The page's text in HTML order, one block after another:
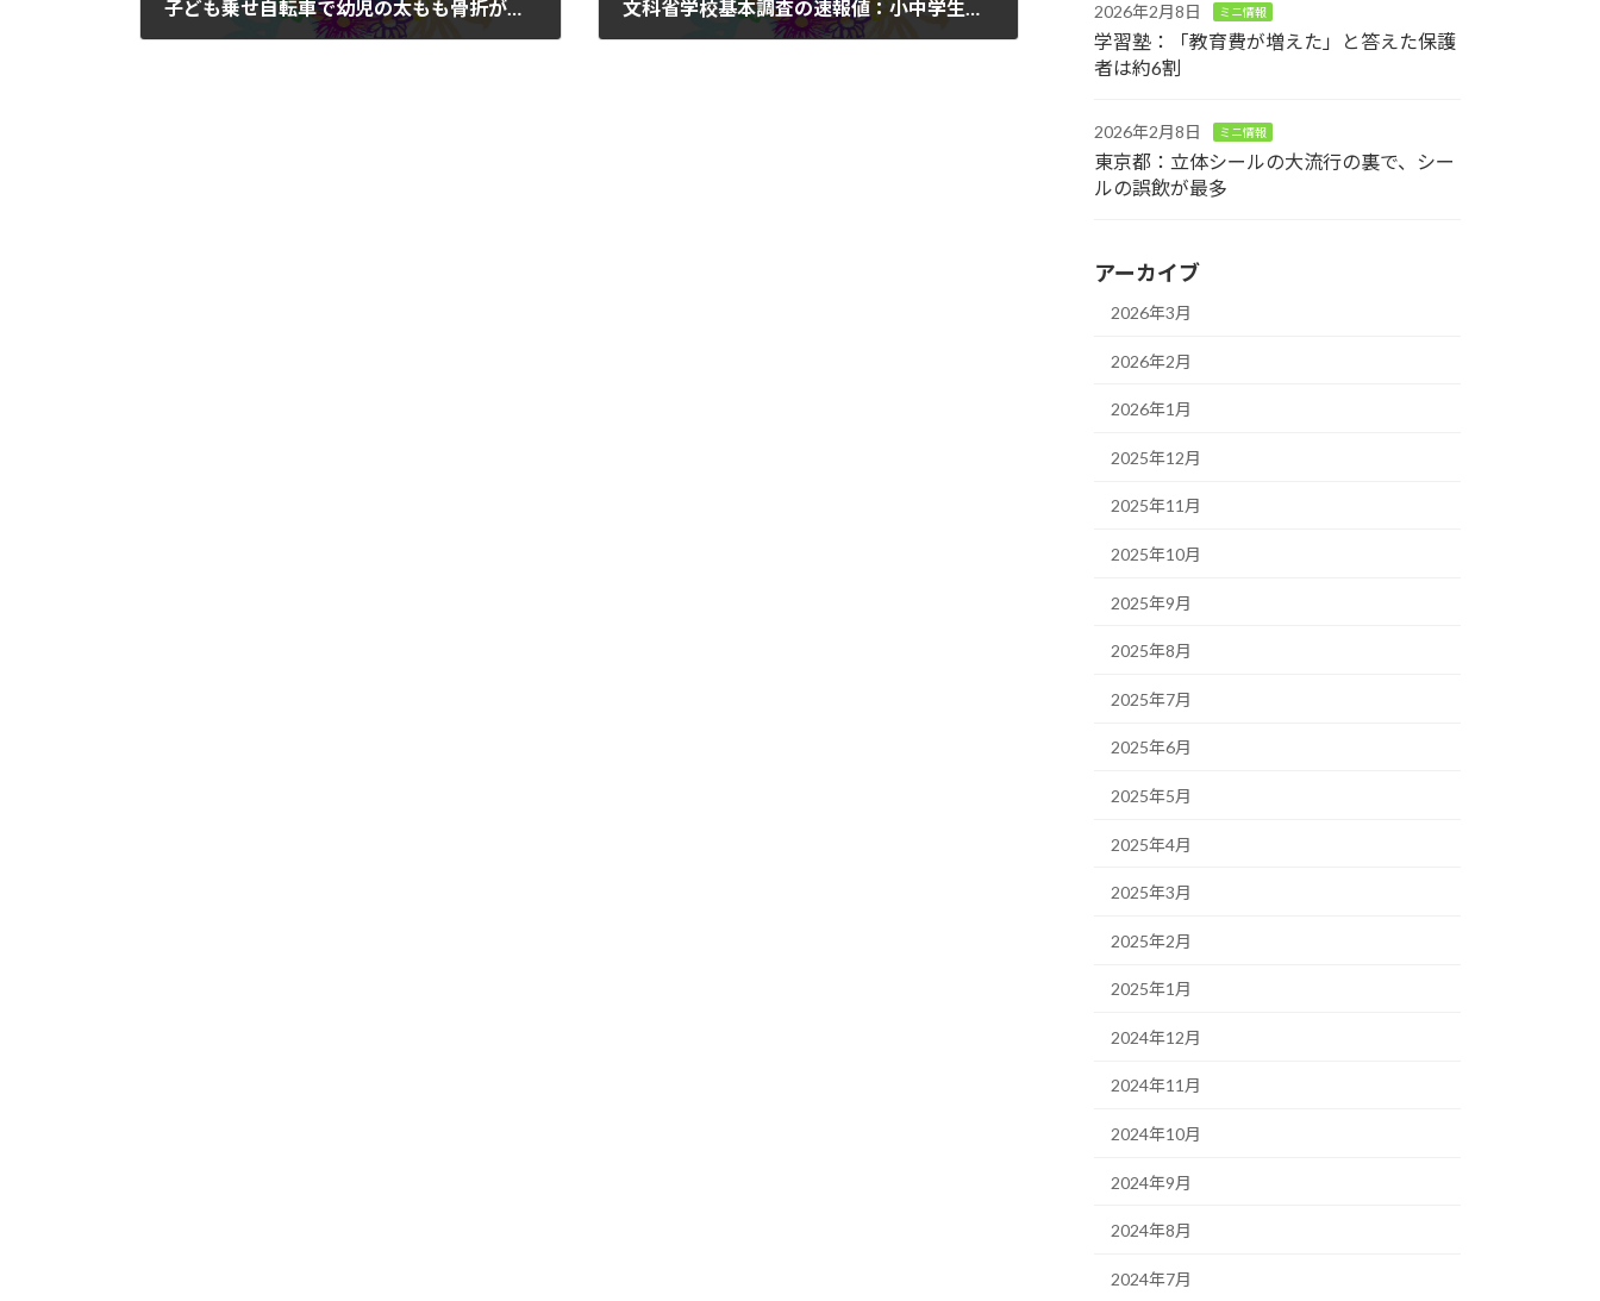
2026年2月8日 ミニ情報
学習塾：「教育費が増えた」と答えた保護
者は約6割
2026年2月8日 ミニ情報
東京都：立体シールの大流行の裏で、シー
ルの誤飲が最多
アーカイブ
2026年3月
2026年2月
2026年1月
2025年12月
2025年11月
2025年10月
2025年9月
2025年8月
2025年7月
2025年6月
2025年5月
2025年4月
2025年3月
2025年2月
2025年1月
2024年12月
2024年11月
2024年10月
2024年9月
2024年8月
2024年7月